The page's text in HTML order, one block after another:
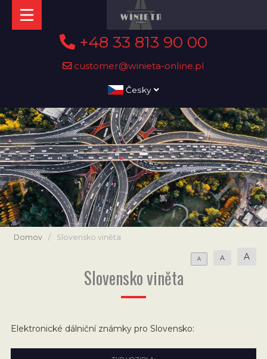
+48 33 813 90 00
customer@winieta-online.pl
Česky
Domov / Slovensko viněta
A A A
Slovensko viněta
Elektronické dálniční známky pro Slovensko: